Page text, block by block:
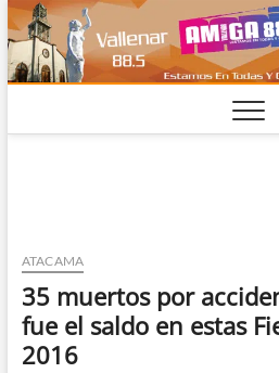
Saltar
al
contenido
ATACAMA
35 muertos por
fue el saldo en estas
2016